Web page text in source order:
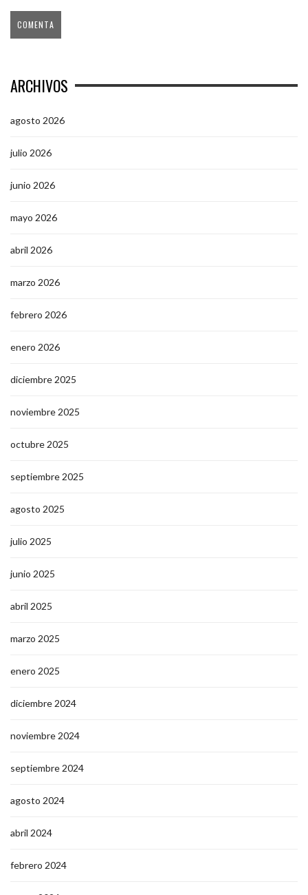
ARCHIVOS
agosto 2026
julio 2026
junio 2026
mayo 2026
abril 2026
marzo 2026
febrero 2026
enero 2026
diciembre 2025
noviembre 2025
octubre 2025
septiembre 2025
agosto 2025
julio 2025
junio 2025
abril 2025
marzo 2025
enero 2025
diciembre 2024
noviembre 2024
septiembre 2024
agosto 2024
abril 2024
febrero 2024